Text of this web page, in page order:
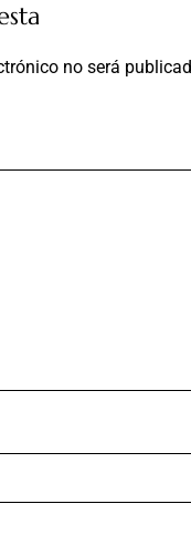
no será